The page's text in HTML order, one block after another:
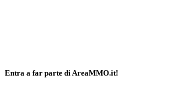
Entra a far parte di AreaMMO.it!